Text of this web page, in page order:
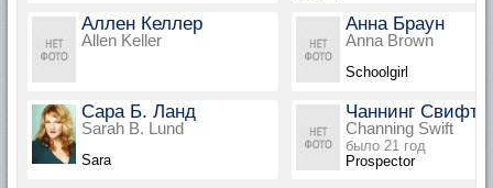
Аллен Келлер
Allen Keller
Анна Браун
Anna Brown
Schoolgirl
Сара Б. Ланд
Sarah B. Lund
Sara
Чаннинг Свифт
Channing Swift
было 21 год
Prospector